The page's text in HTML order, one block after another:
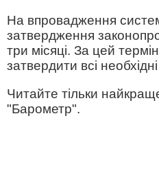
На впровадження
затвердження
три місяці. За цей
затвердити всі
Читайте тільки
"Барометр".